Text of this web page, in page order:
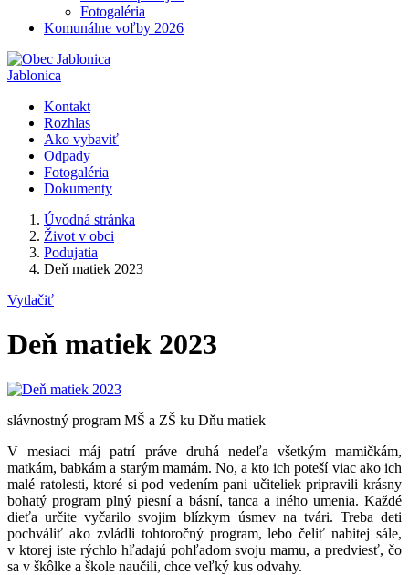
Fotogaléria
Komunálne voľby 2026
Jablonica
Kontakt
Rozhlas
Ako vybaviť
Odpady
Fotogaléria
Dokumenty
Úvodná stránka
Život v obci
Podujatia
Deň matiek 2023
Vytlačiť
Deň matiek 2023
slávnostný program MŠ a ZŠ ku Dňu matiek
V mesiaci máj patrí práve druhá nedeľa všetkým mamičkám,
matkám, babkám a starým mamám. No, a kto ich poteší viac ako ich
malé ratolesti, ktoré si pod vedením pani učiteliek pripravili krásny
bohatý program plný piesní a básní, tanca a iného umenia. Každé
dieťa určite vyčarilo svojim blízkym úsmev na tvári. Treba deti
pochváliť ako zvládli tohtoročný program, lebo čeliť nabitej sále,
v ktorej iste rýchlo hľadajú pohľadom svoju mamu, a predviesť, čo
sa v škôlke a škole naučili, chce veľký kus odvahy.